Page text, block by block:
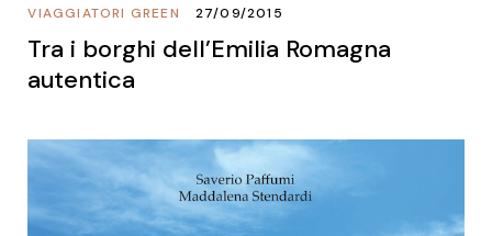
VIAGGIATORI GREEN 27/09/2015
Tra i borghi dell’Emilia Romagna
autentica